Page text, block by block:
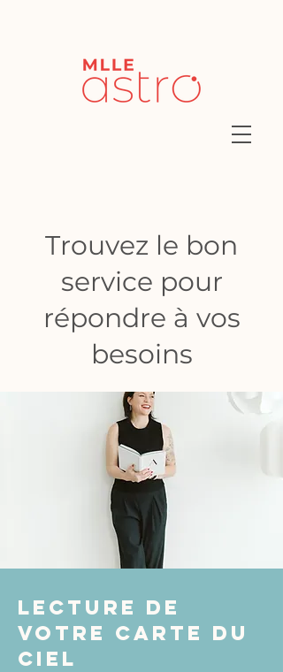
Trouvez le bon
service pour
répondre à vos
besoins
Lecture de
votre carte du
ciel